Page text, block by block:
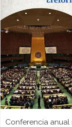
Conferencia